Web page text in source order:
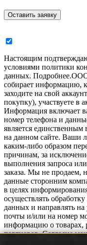
Настоящим
условиями политики
данных. Подробнее.ООО
собирает информацию,
заходите на свой
покупку), участвуете в
Информация включает
номер телефона и
является
на данном сайте. Ваши
каким-либо образом
причинам, за
выполнения запроса
заказа. Мы не продаем,
данные сторонним
в целях
осуществлять
данных и направлять
почты и/или на номер
информацию о товарах,
партнеров. Согласие